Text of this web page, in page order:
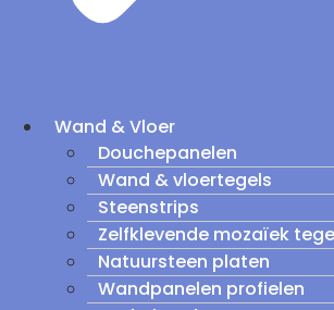
Wand & Vloer
Douchepanelen
Wand & vloertegels
Steenstrips
Zelfklevende mozaïek
Natuursteen platen
Wandpanelen profielen